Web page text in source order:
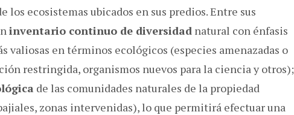
ecosistemas ubicados en sus predios. Entre sus
inventario continuo de diversidad natural con énfasis
valiosas en términos ecológicos (especies amenazadas o
restringida, organismos nuevos para la ciencia y otros);
de las comunidades naturales de la propiedad
zonas intervenidas), lo que permitirá efectuar una